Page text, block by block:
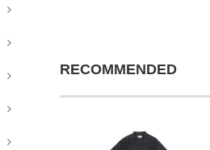
RECOMMENDED